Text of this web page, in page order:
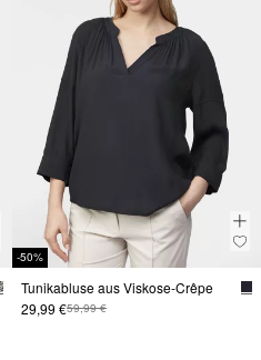
-50%
Tunikabluse aus Viskose-Crêpe
29,99 €59,99 €